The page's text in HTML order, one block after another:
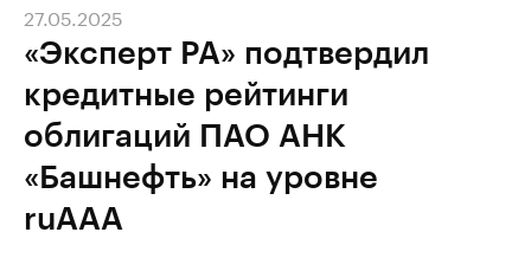
«Эксперт РА» подтвердил
кредитные рейтинги
облигаций ПАО АНК
«Башнефть» на уровне
ruAAA
27.05.2025